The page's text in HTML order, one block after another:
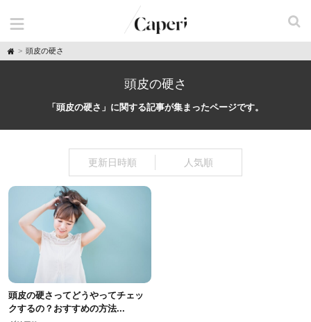
H
o
頭皮の硬さ
頭皮の硬さ
「頭皮の硬さ」に関する記事が集まったページです。
更新日時順 人気順
頭皮の硬さってどうやってチェッ
クするの？おすすめの方法...